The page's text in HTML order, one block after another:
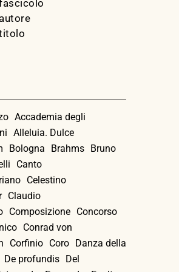
Accademia degli
Alleluia. Dulce
Bologna Brahms Bruno
Canto
Celestino
Claudio
Composizione Concorso
Conrad von
Corfinio Coro Danza della
De profundis Del